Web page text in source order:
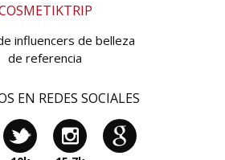
influencers de belleza
de referencia
EN REDES SOCIALES